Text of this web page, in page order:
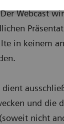
Webcast
in keinem
dient
und die
nicht